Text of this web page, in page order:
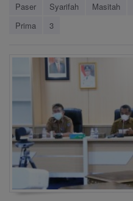
Paser
Syarifah Masitah
Prima
3